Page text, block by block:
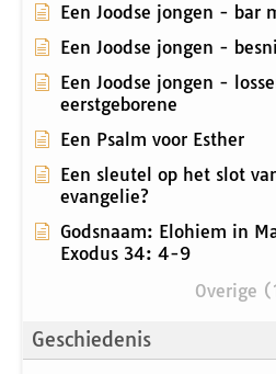
Een Joodse jongen - bar
Een Joodse jongen -
Een Joodse jongen -
eerstgeborene
Een Psalm voor Esther
Een sleutel op het slot
evangelie?
Godsnaam: Elohiem in
Exodus 34: 4-9
Overige
Geschiedenis